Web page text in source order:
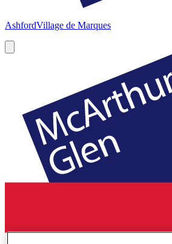
AshfordVillage de Marques